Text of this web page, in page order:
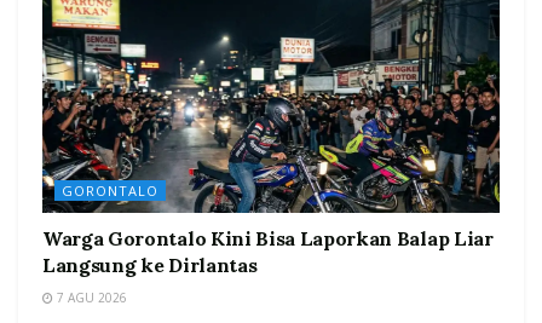
GORONTALO
Warga Gorontalo Kini Bisa Laporkan Balap Liar
Langsung ke Dirlantas
7 AGU 2026